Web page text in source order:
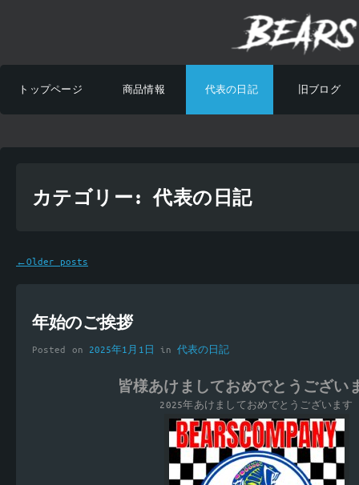
トップページ 商品情報 代表の日記 旧ブログ
カテゴリー: 代表の日記
←Older posts
年始のご挨拶
Posted on 2025年1月1日 in代表の日記
皆様あけましておめでとうござい
2025年あけましておめでとうございます